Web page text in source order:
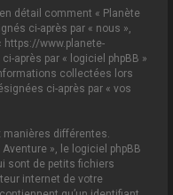
détail comment « Planète
ci-après par « nous »,
https://www.planete-
après par « logiciel phpBB »
collectées lors
ci-après par « vos
différentes.
», le logiciel phpBB
sont de petits fichiers
internet de votre